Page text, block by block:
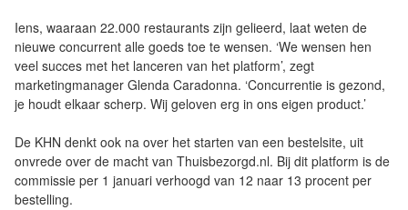
Iens, waaraan 22.000 restaurants zijn gelieerd, laat weten de
nieuwe concurrent alle goeds toe te wensen. ‘We wensen hen
veel succes met het lanceren van het platform’, zegt
marketingmanager Glenda Caradonna. ‘Concurrentie is gezond,
je houdt elkaar scherp. Wij geloven erg in ons eigen product.’
De KHN denkt ook na over het starten van een bestelsite, uit
onvrede over de macht van Thuisbezorgd.nl. Bij dit platform is de
commissie per 1 januari verhoogd van 12 naar 13 procent per
bestelling.